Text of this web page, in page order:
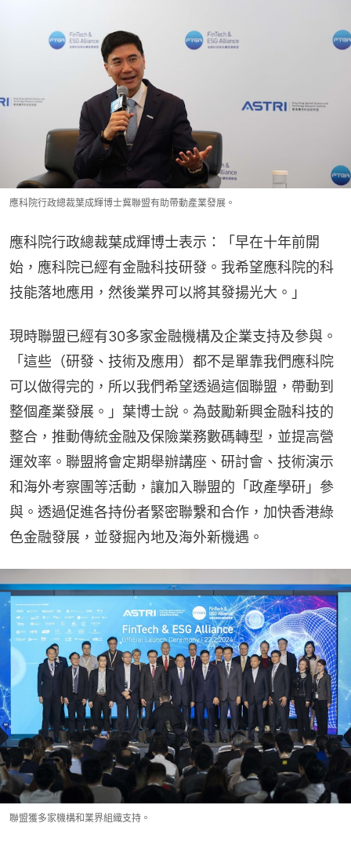
應科院行政總裁葉成輝博士冀聯盟有助帶動產業發展。
應科院行政總裁葉成輝博士表示：「早在十年前開
始，應科院已經有金融科技研發。我希望應科院的科
技能落地應用，然後業界可以將其發揚光大。」
現時聯盟已經有30多家金融機構及企業支持及參與。
「這些（研發、技術及應用）都不是單靠我們應科院
可以做得完的，所以我們希望透過這個聯盟，帶動到
整個產業發展。」葉博士說。為鼓勵新興金融科技的
整合，推動傳統金融及保險業務數碼轉型，並提高營
運效率。聯盟將會定期舉辦講座、研討會、技術演示
和海外考察團等活動，讓加入聯盟的「政產學研」參
與。透過促進各持份者緊密聯繫和合作，加快香港綠
色金融發展，並發掘內地及海外新機遇。
聯盟獲多家機構和業界組織支持。